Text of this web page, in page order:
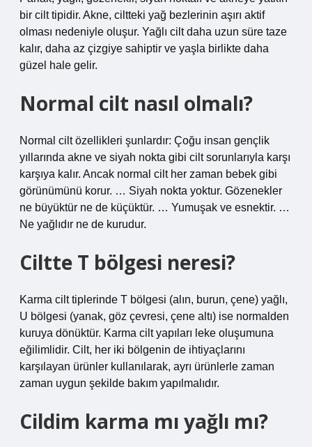
bir cilt tipidir. Akne, ciltteki yağ bezlerinin aşırı aktif
olması nedeniyle oluşur. Yağlı cilt daha uzun süre taze
kalır, daha az çizgiye sahiptir ve yaşla birlikte daha
güzel hale gelir.
Normal cilt nasıl olmalı?
Normal cilt özellikleri şunlardır: Çoğu insan gençlik
yıllarında akne ve siyah nokta gibi cilt sorunlarıyla karşı
karşıya kalır. Ancak normal cilt her zaman bebek gibi
görünümünü korur. … Siyah nokta yoktur. Gözenekler
ne büyüktür ne de küçüktür. … Yumuşak ve esnektir. …
Ne yağlıdır ne de kurudur.
Ciltte T bölgesi neresi?
Karma cilt tiplerinde T bölgesi (alın, burun, çene) yağlı,
U bölgesi (yanak, göz çevresi, çene altı) ise normalden
kuruya dönüktür. Karma cilt yapıları leke oluşumuna
eğilimlidir. Cilt, her iki bölgenin de ihtiyaçlarını
karşılayan ürünler kullanılarak, ayrı ürünlerle zaman
zaman uygun şekilde bakım yapılmalıdır.
Cildim karma mı yağlı mı?